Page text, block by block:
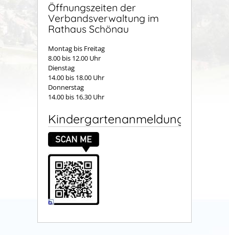
Öffnungszeiten der
Verbandsverwaltung im
Rathaus Schönau
Montag bis Freitag
8.00 bis 12.00 Uhr
Dienstag
14.00 bis 18.00 Uhr
Donnerstag
14.00 bis 16.30 Uhr
Kindergartenanmeldung